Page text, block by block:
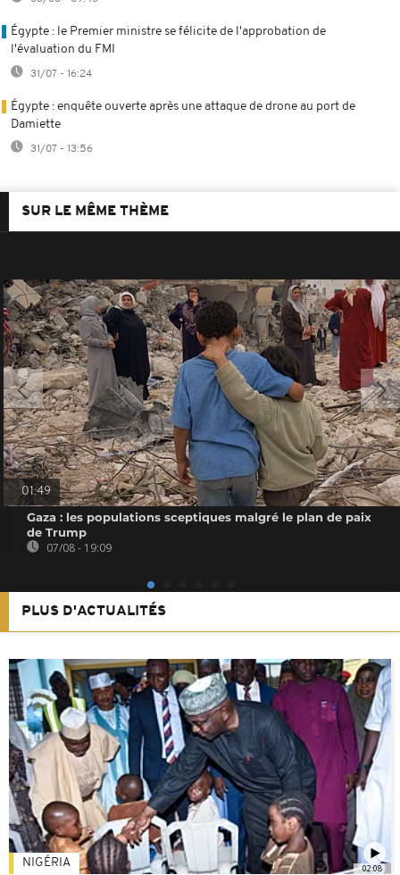
Égypte : le Premier ministre se félicite de l'approbation de
l'évaluation du FMI
31/07 - 16:24
Égypte : enquête ouverte après une attaque de drone au port de
Damiette
31/07 - 13:56
SUR LE MÊME THÈME
01:49
Gaza : les populations sceptiques malgré le plan de paix
de Trump
07/08 - 19:09
PLUS D'ACTUALITÉS
02:08
NIGÉRIA